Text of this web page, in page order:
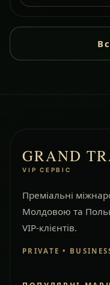
GRAND
VIP СЕРВІС
Преміальні
Молдовою та
VIP-клієнтів.
PRIVATE •